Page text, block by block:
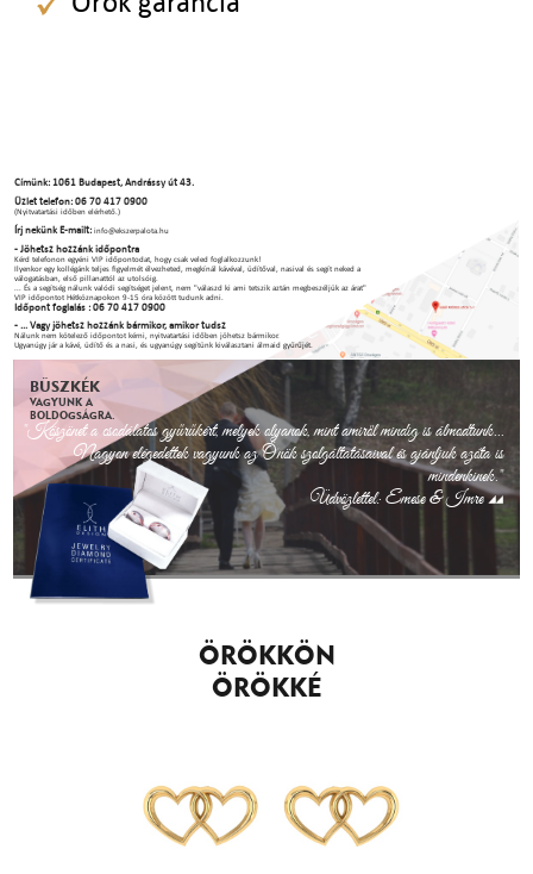
Címünk: 1061 Budapest, Andrássy út 43.
Üzlet telefon: 06 70 417 0900
(Nyitvatartási időben elérhető.)
Írj nekünk E-mailt:info@ekszerpalota.hu
- Jöhetsz hozzánk időpontra
Kérd telefonon egyéni VIP időpontodat, hogy csak veled foglalkozzunk!
Ilyenkor egy kollégánk teljes figyelmét élvezheted, megkínál kávéval, üdítőval, nasival és segít neked a
válogatásban, első pillanattól az utolsóig.
... És a segítség nálunk valódi segítséget jelent, nem "válaszd ki ami tetszik aztán megbeszéljük az árat"
VIP időpontot Hétköznapokon 9-15 óra között tudunk adni.
Időpont foglalás : 06 70 417 0900
- ... Vagy jöhetsz hozzánk bármikor, amikor tudsz
Nálunk nem kötelező időpontot kérni, nyitvatartási időben jöhetsz bármikor.
Ugyanúgy jár a kávé, üdítő és a nasi, és ugyanúgy segítünk kiválasztani álmaid gyűrűjét.
BÜSZKÉK
VAGYUNK A
BOLDOGSÁGRA.
"Köszönet a csodálatos gyűrűkért, melyek olyanok, mint amiről mindig is álmodtunk...
Nagyon elégedettek vagyunk az Önök szolgáltatásaival és ajánljuk azóta is
mindenkinek."
Üdvözlettel: Emese & Imre
ÖRÖKKÖN
ÖRÖKKÉ